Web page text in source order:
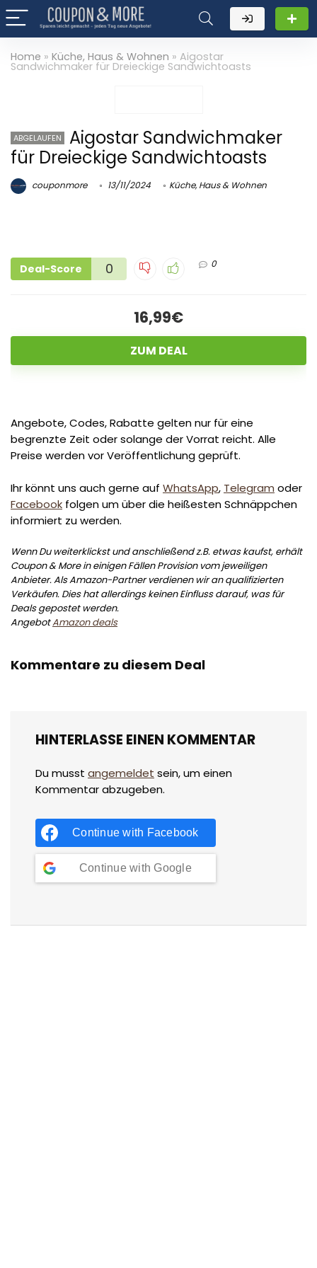
Home » Küche, Haus & Wohnen » Aigostar
Sandwichmaker für Dreieckige Sandwichtoasts
ABGELAUFEN
Aigostar Sandwichmaker
für Dreieckige Sandwichtoasts
couponmore 13/11/2024 Küche, Haus & Wohnen
Deal-Score 0 0
16,99€
ZUM DEAL
Angebote, Codes, Rabatte gelten nur für eine
begrenzte Zeit oder solange der Vorrat reicht. Alle
Preise werden vor Veröffentlichung geprüft.
Ihr könnt uns auch gerne auf WhatsApp, Telegram oder
Facebook folgen um über die heißesten Schnäppchen
informiert zu werden.
Wenn Du weiterklickst und anschließend z.B. etwas kaufst, erhält
Coupon & More in einigen Fällen Provision vom jeweiligen
Anbieter. Als Amazon-Partner verdienen wir an qualifizierten
Verkäufen. Dies hat allerdings keinen Einfluss darauf, was für
Deals gepostet werden.
AngebotAmazon deals
Kommentare zu diesem Deal
HINTERLASSE EINEN KOMMENTAR
Du musst angemeldet sein, um einen
Kommentar abzugeben.
Continue with Facebook
Continue with Google